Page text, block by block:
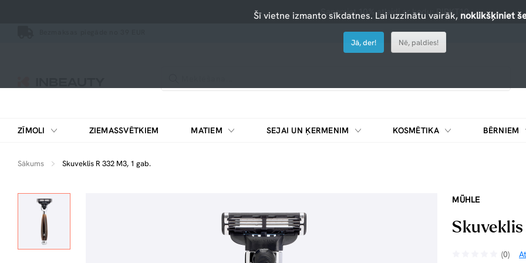
Saņemiet 10% atlaidi ar kodu: PIRKT10
ZĪMOLI ZIEMASSVĒTKIEM MATIEM SEJAI UN ĶERMENIM KOSMĒTIKA BĒRNIEM
Sākums Skuveklis R 332 M3, 1 gab.
MÜHLE
Skuveklis
(0)
Šī vietne izmanto sīkdatnes. Lai uzzinātu vairāk, noklikšķiniet
Jā, der! Nē, paldies!